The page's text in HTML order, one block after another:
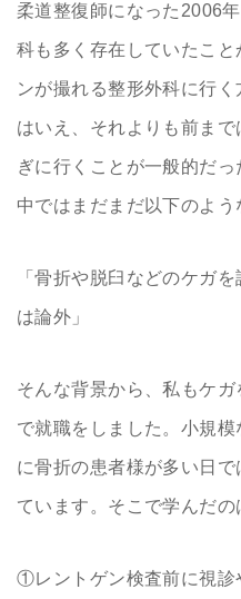
柔道整復師になった2006
科も多く存在していたこ
ンが撮れる整形外科に行
はいえ、それよりも前ま
ぎに行くことが一般的だ
中ではまだまだ以下のよう
「骨折や脱臼などのケガ
は論外」
そんな背景から、私もケ
で就職をしました。小規
に骨折の患者様が多い日
ています。そこで学んだの
①レントゲン検査前に視診